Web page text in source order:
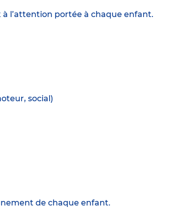
l’attention portée à chaque enfant.
social)
de chaque enfant.